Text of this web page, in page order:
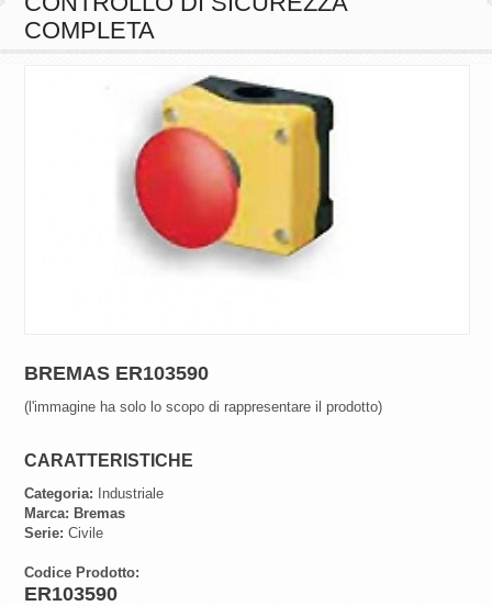
COMPLETA
BREMAS ER103590
(l'immagine ha solo lo scopo di rappresentare il prodotto)
CARATTERISTICHE
Categoria: Industriale
Marca: Bremas
Serie: Civile
Codice Prodotto:
ER103590